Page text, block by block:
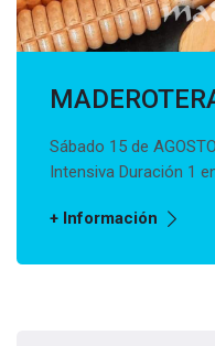
Sábado 15 de
Intensiva Duración 1
+ Información